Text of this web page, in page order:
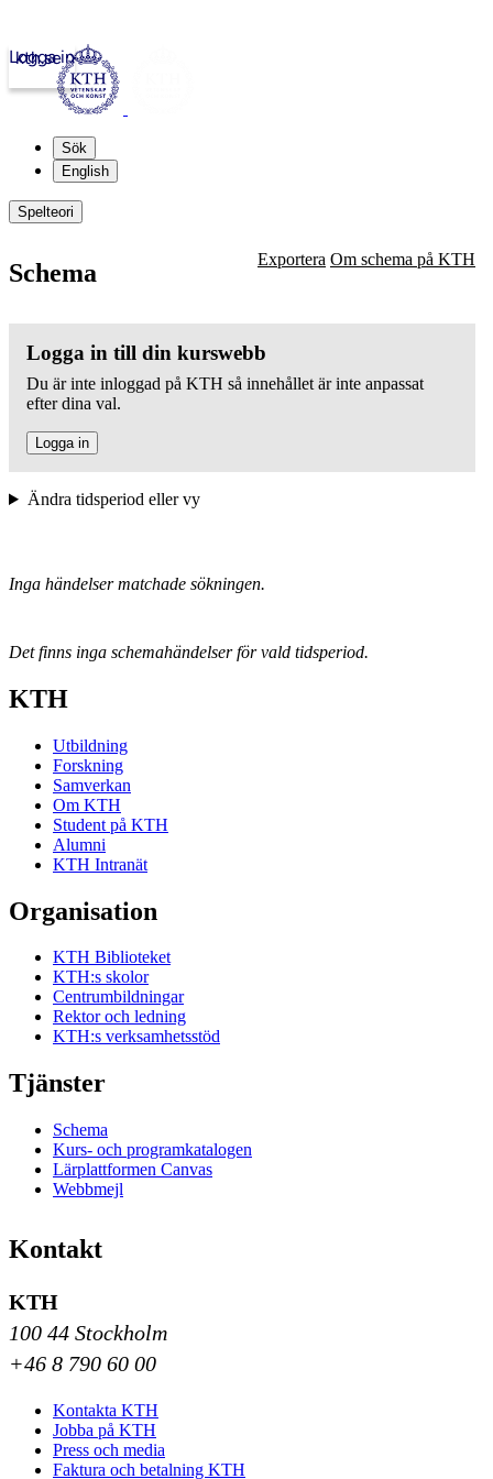
kth.se
Logga in
Sök
English
Spelteori
Schema Exportera Om schema på KTH
Logga in till din kurswebb
Du är inte inloggad på KTH så innehållet är inte anpassat
efter dina val.
Logga in
Ändra tidsperiod eller vy
Inga händelser matchade sökningen.
Det finns inga schemahändelser för vald tidsperiod.
KTH
Utbildning
Forskning
Samverkan
Om KTH
Student på KTH
Alumni
KTH Intranät
Organisation
KTH Biblioteket
KTH:s skolor
Centrumbildningar
Rektor och ledning
KTH:s verksamhetsstöd
Tjänster
Schema
Kurs- och programkatalogen
Lärplattformen Canvas
Webbmejl
Kontakt
KTH
100 44 Stockholm
+46 8 790 60 00
Kontakta KTH
Jobba på KTH
Press och media
Faktura och betalning KTH